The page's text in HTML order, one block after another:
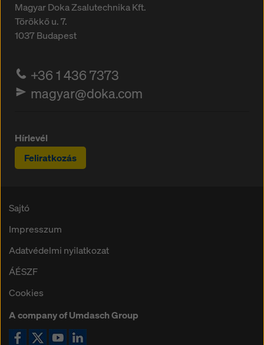
Magyar Doka Zsalutechnika Kft.
Törökkő u. 7.
1037Budapest
+36 1 436 7373
magyar@doka.com
Hírlevél
Feliratkozás
Sajtó
Impresszum
Adatvédelmi nyilatkozat
ÁÉSZF
Cookies
A company of Umdasch Group
Ikon Facebook
Ikon XIkon YouTube
Ikon LinkedIn